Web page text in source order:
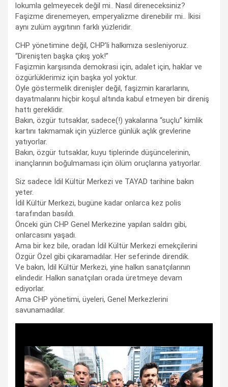
lokumla gelmeyecek değil mi.. Nasıl direneceksiniz?
Faşizme direnemeyen, emperyalizme direnebilir mi.. İkisi
aynı zulüm aygıtının farklı yüzleridir.
CHP yönetimine değil, CHP’li halkımıza sesleniyoruz.
“Direnişten başka çıkış yok!”
Faşizmin karşısında demokrasi için, adalet için, haklar ve
özgürlüklerimiz için başka yol yoktur.
Öyle göstermelik direnişler değil, faşizmin kararlarını,
dayatmalarını hiçbir koşul altında kabul etmeyen bir direniş
hattı gereklidir.
Bakın, özgür tutsaklar, sadece(!) yakalarına “suçlu” kimlik
kartını takmamak için yüzlerce günlük açlık grevlerine
yatıyorlar.
Bakın, özgür tutsaklar, kuyu tiplerinde düşüncelerinin,
inançlarının boğulmaması için ölüm oruçlarına yatıyorlar.
Siz sadece İdil Kültür Merkezi ve TAYAD tarihine bakın
yeter.
İdil Kültür Merkezi, bugüne kadar onlarca kez polis
tarafından basıldı.
Önceki gün CHP Genel Merkezine yapılan saldırı gibi,
onlarcasını yaşadı.
Ama bir kez bile, oradan İdil Kültür Merkezi emekçilerini
Özgür Özel gibi çıkaramadılar. Her seferinde direndik.
Ve bakın, İdil Kültür Merkezi, yine halkın sanatçılarının
elindedir. Halkın sanatçıları orada üretmeye devam
ediyorlar.
Ama CHP yönetimi, üyeleri, Genel Merkezlerini
savunamadılar.